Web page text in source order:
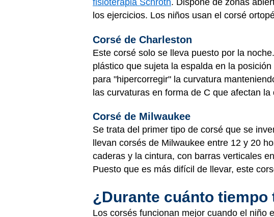
fisioterapia Schroth. Dispone de zonas
los ejercicios. Los niños usan el corsé
Corsé de Charleston
Este corsé solo se lleva puesto por la
plástico que sujeta la espalda en la
para "hipercorregir" la curvatura
las curvaturas en forma de C que afectan la
Corsé de Milwaukee
Se trata del primer tipo de corsé que se
llevan corsés de Milwaukee entre 12 y 20
caderas y la cintura, con barras verticales
Puesto que es más difícil de llevar, este
¿Durante cuánto
Los corsés funcionan mejor cuando el niño